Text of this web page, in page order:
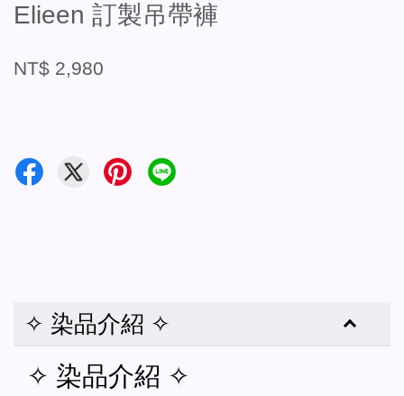
Elieen 訂製吊帶褲
NT$ 2,980
✧ 染品介紹 ✧
✧ 染品介紹 ✧